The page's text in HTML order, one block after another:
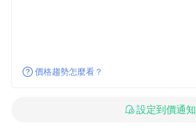
價格趨勢怎麼看？
設定到價通知